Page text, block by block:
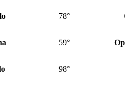
78°
59°
98°